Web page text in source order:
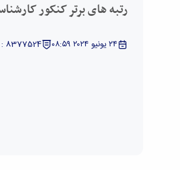
رتبه های برتر کنکور کارشناسی
٢٤ يونيو ٢٠٢٤ ٠٨:٥٩ 8377524